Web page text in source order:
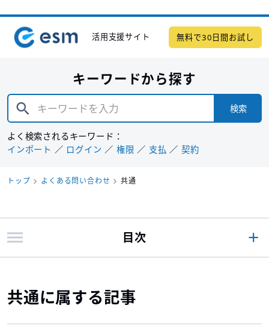
活用支援サイト 無料で30日間お試し
キーワードから探す
検索
よく検索されるキーワード：
インポート
ログイン 権限 支払 契約
トップ よくある問い合わせ 共通
共通に属する記事
目次